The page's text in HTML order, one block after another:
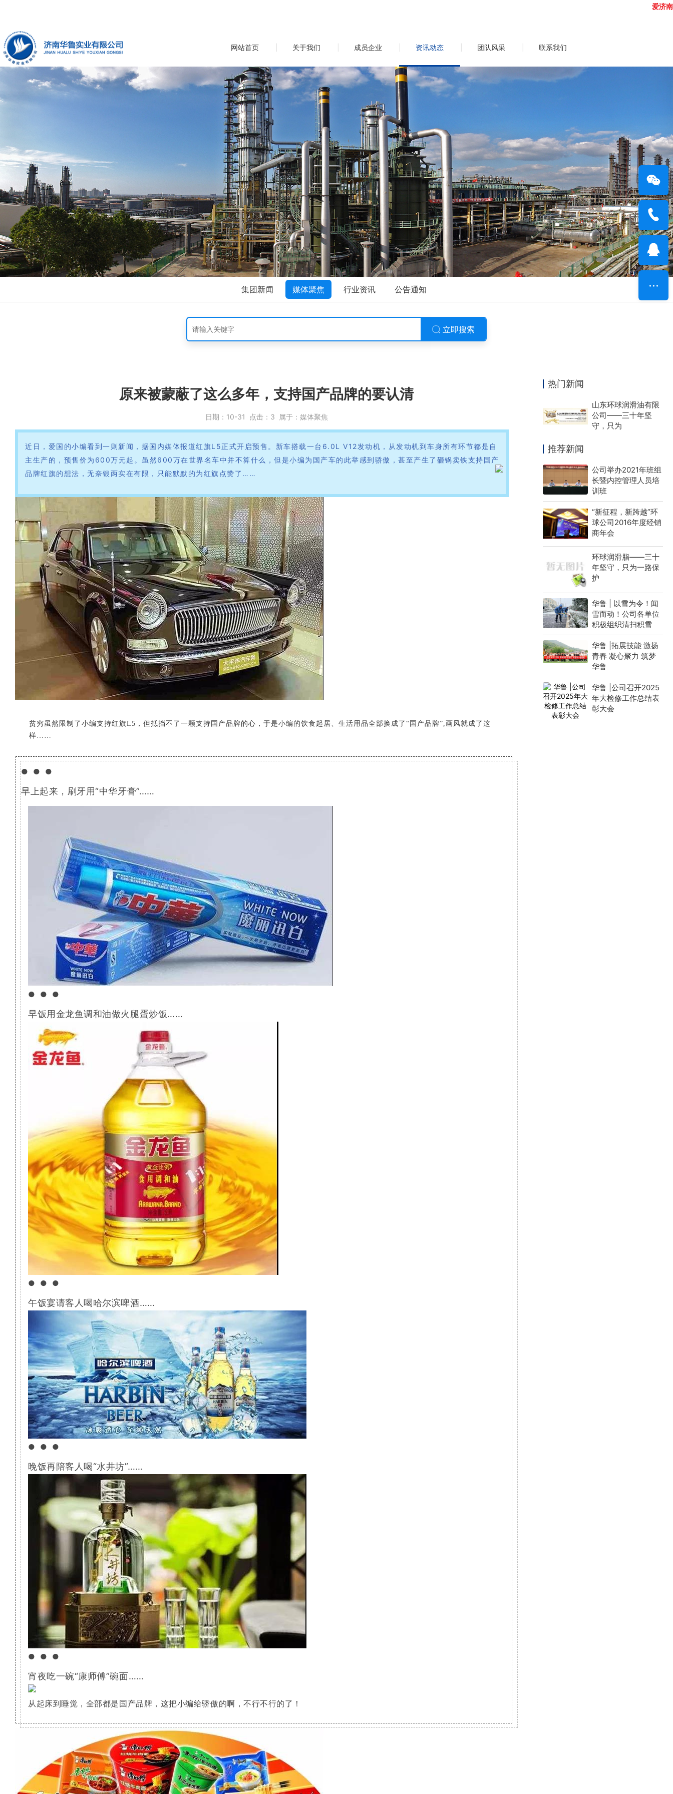
爱济南
网站首页 关于我们 成员企业 资讯动态 团队风采 联系我们
集团新闻 媒体聚焦 行业资讯 公告通知
立即搜索
热门新闻
山东环球润滑油有限
公司——三十年坚
守，只为
推荐新闻
公司举办2021年班组
长暨内控管理人员培
训班
“新征程，新跨越”环
球公司2016年度经销
商年会
环球润滑脂——三十
年坚守，只为一路保
护
华鲁 | ​以雪为令！闻
雪而动！公司各单位
积极组织清扫积雪
华鲁 |拓展技能 激扬
青春 凝心聚力 筑梦
华鲁
华鲁 |公司召开2025
年大检修工作总结表
彰大会
原来被蒙蔽了这么多年，支持国产品牌的要认清
日期： 10-31 点击： 3 属于： 媒体聚焦
近日，爱国的小编看到一则新闻，据国内媒体报道红旗L5正式开启预售。新车搭载一台6.0L V12发动机，从发动机到车身所有环节都是自
主生产的，预售价为600万元起。虽然600万在世界名车中并不算什么，但是小编为国产车的此举感到骄傲，甚至产生了砸锅卖铁支持国产
品牌红旗的想法，无奈银两实在有限，只能默默的为红旗点赞了……
贫穷虽然限制了小编支持红旗L5，但抵挡不了一颗支持国产品牌的心，于是小编的饮食起居、生活用品全部换成了“国产品牌”,画风就成了这
样……
●●●
早上起来，刷牙用“中华牙膏”……
●●●
早饭用金龙鱼调和油做火腿蛋炒饭……
●●●
午饭宴请客人喝哈尔滨啤酒……
●●●
晚饭再陪客人喝“水井坊”……
●●●
宵夜吃一碗“康师傅”碗面……
从起床到睡觉，全部都是国产品牌，这把小编给骄傲的啊，不行不行的了！